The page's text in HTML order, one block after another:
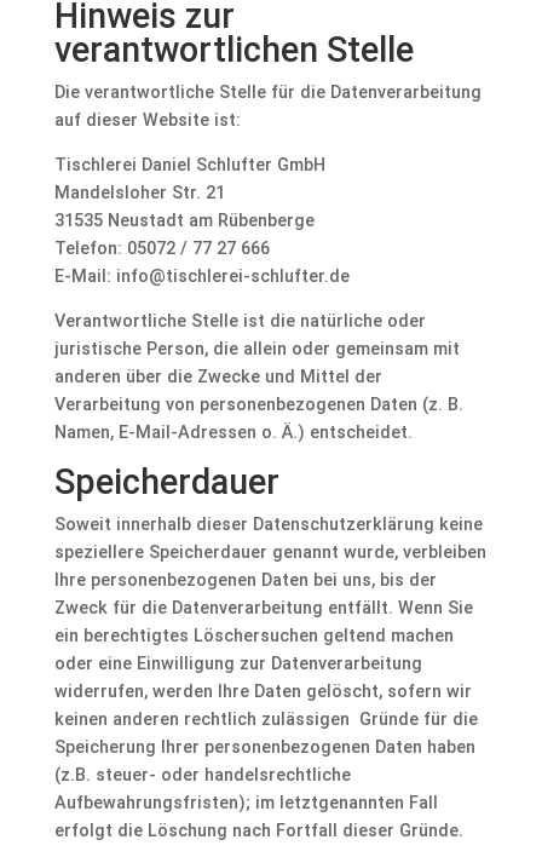
Hinweis zur
verantwortlichen Stelle
Die verantwortliche Stelle für die Datenverarbeitung
auf dieser Website ist:
Tischlerei Daniel Schlufter GmbH
Mandelsloher Str. 21
31535 Neustadt am Rübenberge
Telefon: 05072 / 77 27 666
E-Mail: info@tischlerei-schlufter.de
Verantwortliche Stelle ist die natürliche oder
juristische Person, die allein oder gemeinsam mit
anderen über die Zwecke und Mittel der
Verarbeitung von personenbezogenen Daten (z. B.
Namen, E-Mail-Adressen o. Ä.) entscheidet.
Speicherdauer
Soweit innerhalb dieser Datenschutzerklärung keine
speziellere Speicherdauer genannt wurde, verbleiben
Ihre personenbezogenen Daten bei uns, bis der
Zweck für die Datenverarbeitung entfällt. Wenn Sie
ein berechtigtes Löschersuchen geltend machen
oder eine Einwilligung zur Datenverarbeitung
widerrufen, werden Ihre Daten gelöscht, sofern wir
keinen anderen rechtlich zulässigen Gründe für die
Speicherung Ihrer personenbezogenen Daten haben
(z.B. steuer- oder handelsrechtliche
Aufbewahrungsfristen); im letztgenannten Fall
erfolgt die Löschung nach Fortfall dieser Gründe.